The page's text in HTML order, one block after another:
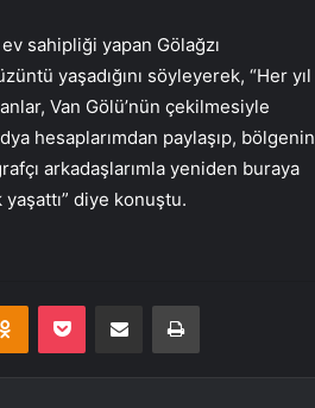
sahipliği yapan Gölağzı
yaşadığını söyleyerek, “Her yıl
Van Gölü’nün çekilmesiyle
hesaplarımdan paylaşıp, bölgenin
arkadaşlarımla yeniden buraya
diye konuştu.
Odnoklassniki
Pocket E-Posta ile paylaş Yazdır